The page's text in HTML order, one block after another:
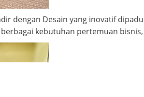
dengan Desain yang inovatif
kebutuhan pertemuan